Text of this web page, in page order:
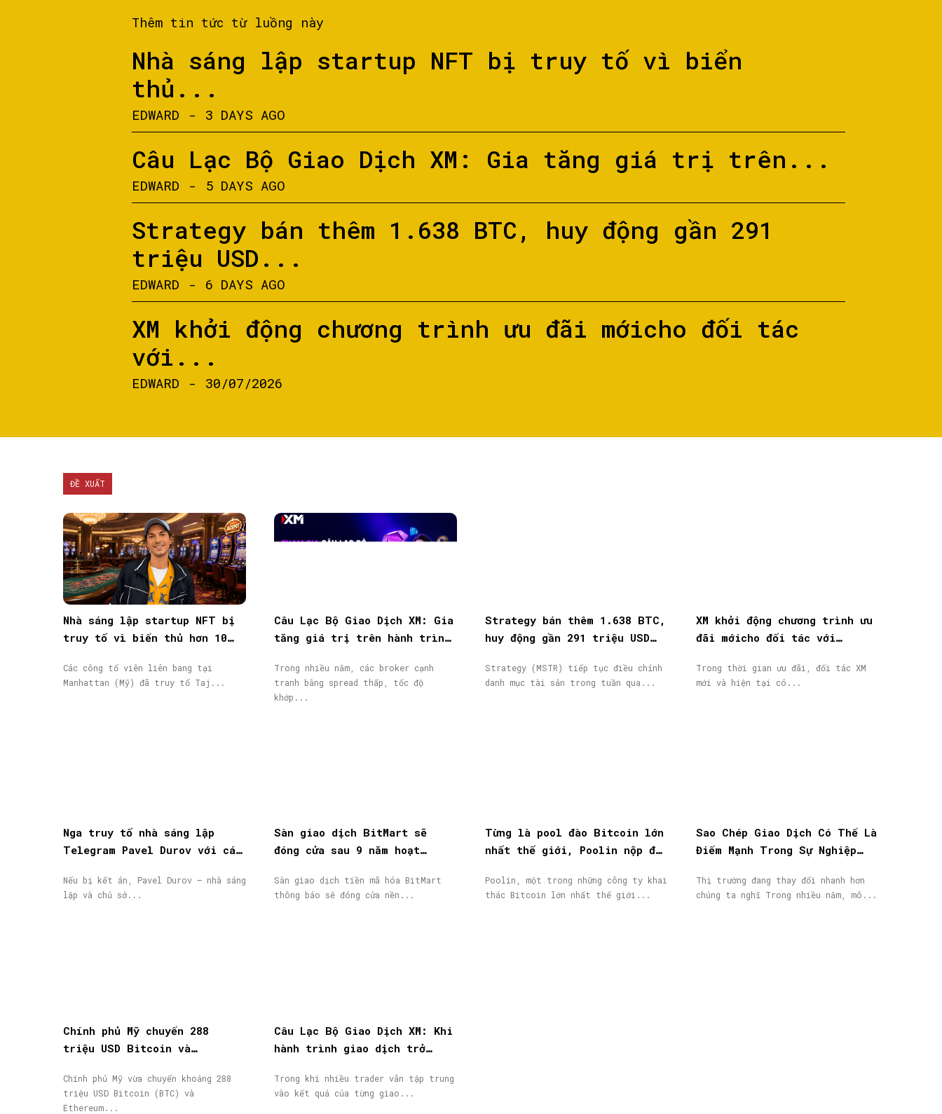
Thêm tin tức từ luồng này
Nhà sáng lập startup NFT bị truy tố vì biển
thủ...
EDWARD - 3 DAYS AGO
Câu Lạc Bộ Giao Dịch XM: Gia tăng giá trị trên...
EDWARD - 5 DAYS AGO
Strategy bán thêm 1.638 BTC, huy động gần 291
triệu USD...
EDWARD - 6 DAYS AGO
XM khởi động chương trình ưu đãi mớicho đối tác
với...
EDWARD - 30/07/2026
ĐỀ XUẤT
Nhà sáng lập startup NFT bị
truy tố vì biển thủ hơn 10
Các công tố viên liên bang tại
Manhattan (Mỹ) đã truy tố Taj...
Câu Lạc Bộ Giao Dịch XM: Gia
tăng giá trị trên hành trình
Trong nhiều năm, các broker cạnh
tranh bằng spread thấp, tốc độ
khớp...
Strategy bán thêm 1.638 BTC,
huy động gần 291 triệu USD
Strategy (MSTR) tiếp tục điều chỉnh
danh mục tài sản trong tuần qua...
XM khởi động chương trình ưu
đãi mớicho đối tác với
40.000$
Trong thời gian ưu đãi, đối tác XM
mới và hiện tại có...
Nga truy tố nhà sáng lập
Telegram Pavel Durov với cáo
lệnh truy nã quốc tế
Nếu bị kết án, Pavel Durov – nhà sáng
lập và chủ sở...
Sàn giao dịch BitMart sẽ
đóng cửa sau 9 năm hoạt
Sàn giao dịch tiền mã hóa BitMart
thông báo sẽ đóng cửa nền...
Từng là pool đào Bitcoin lớn
nhất thế giới, Poolin nộp đơn
Poolin, một trong những công ty khai
thác Bitcoin lớn nhất thế giới...
Sao Chép Giao Dịch Có Thể Là
Điểm Mạnh Trong Sự Nghiệp
Thị trường đang thay đổi nhanh hơn
chúng ta nghĩ Trong nhiều năm, mô...
Chính phủ Mỹ chuyển 288
triệu USD Bitcoin và
Coinbase Prime
Chính phủ Mỹ vừa chuyển khoảng 288
triệu USD Bitcoin (BTC) và
Ethereum...
Câu Lạc Bộ Giao Dịch XM: Khi
hành trình giao dịch trở
nhận
Trong khi nhiều trader vẫn tập trung
vào kết quả của từng giao...